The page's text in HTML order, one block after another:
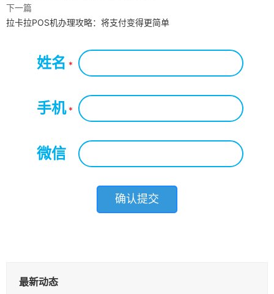
下一篇
拉卡拉POS机办理攻略：将支付变得更简单
姓名 *
手机*
微信
最新动态